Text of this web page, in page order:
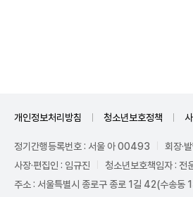
개인정보처리방침 청소년보호정책
정기간행등록번호 : 서울 아 00493
회장·
사장·편집인 : 임규진
청소년보호책임자 : 전
주소 : 서울특별시 종로구 종로 1길 42(수송동